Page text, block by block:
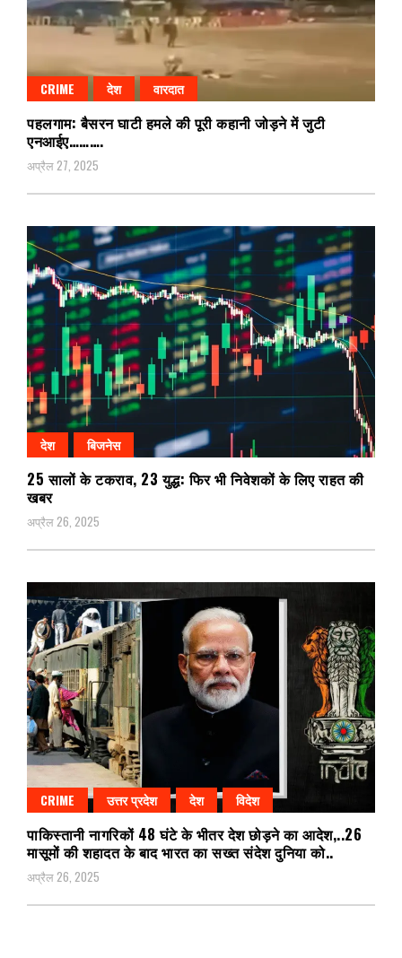
CRIME देश वारदात
पहलगाम: बैसरन घाटी हमले की पूरी कहानी जोड़ने में जुटी
एनआईए……….
अप्रैल 27, 2025
देश बिजनेस
25 सालों के टकराव, 23 युद्ध: फिर भी निवेशकों के लिए राहत की
खबर
अप्रैल 26, 2025
CRIME उत्तर प्रदेश देश विदेश
पाकिस्तानी नागरिकों 48 घंटे के भीतर देश छोड़ने का आदेश,..26
मासूमों की शहादत के बाद भारत का सख्त संदेश दुनिया को..
अप्रैल 26, 2025